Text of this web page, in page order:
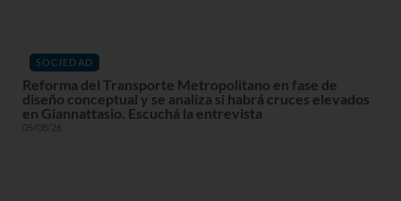
SOCIEDAD
Reforma del Transporte Metropolitano en fase de
diseño conceptual y se analiza si habrá cruces elevados
en Giannattasio. Escuchá la entrevista
05/08/26